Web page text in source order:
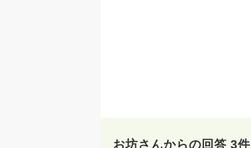
お坊さんからの回答 3件